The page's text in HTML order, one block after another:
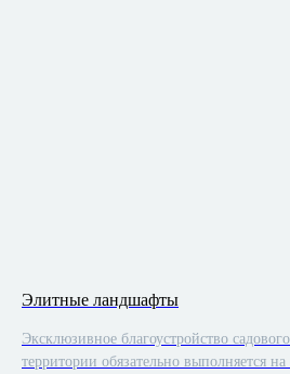
Элитные ландшафты
Эксклюзивное благоустройство
территории обязательно выполняется на